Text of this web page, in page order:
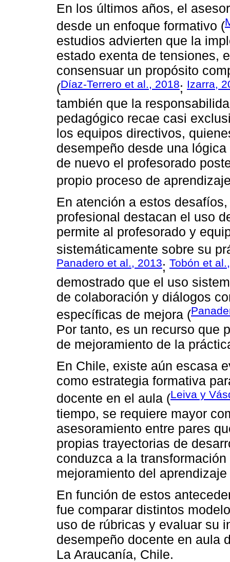
En los últimos años, el
desde un enfoque formativo (
estudios advierten que la
estado exenta de tensiones,
consensuar un propósito
(Díaz-Terrero et al., 2018; Izarra,
también que la
pedagógico recae casi
los equipos directivos,
desempeño desde una
de nuevo el profesorado
propio proceso de
En atención a estos
profesional destacan el uso
permite al profesorado y
sistemáticamente sobre su
Panadero et al., 2013; Tobón et
demostrado que el uso
de colaboración y diálogos
específicas de mejora (
Por tanto, es un recurso que
de mejoramiento de la
En Chile, existe aún escasa
como estrategia formativa
docente en el aula (Leiva y
tiempo, se requiere mayor
asesoramiento entre pares
propias trayectorias de
conduzca a la
mejoramiento del
En función de estos
fue comparar distintos
uso de rúbricas y evaluar su
desempeño docente en aula
La Araucanía, Chile.